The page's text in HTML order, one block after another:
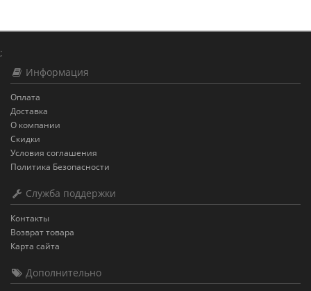
;
Информация
Оплата
Доставка
О компании
Скидки
Условия соглашения
Политика Безопасности
Служба поддержки
Контакты
Возврат товара
Карта сайта
Дополнительно